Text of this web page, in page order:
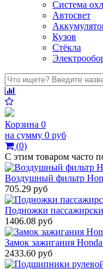
Система
Автосвет
Кузов
Стёкла
Корзина 0
на сумму 0 руб
(0)
С этим товаром часто
Воздушный фильтр
705.29 руб
Подножки
1406.08 руб
Замок зажигания
2433.60 руб